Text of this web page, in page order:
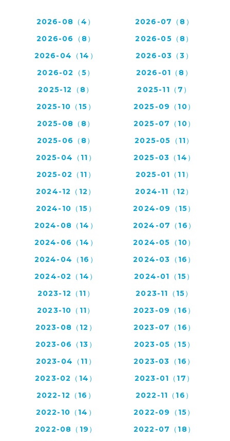
2026-08（4）
2026-07（8）
2026-06（8）
2026-05（8）
2026-04（14）
2026-03（3）
2026-02（5）
2026-01（8）
2025-12（8）
2025-11（7）
2025-10（15）
2025-09（10）
2025-08（8）
2025-07（10）
2025-06（8）
2025-05（11）
2025-04（11）
2025-03（14）
2025-02（11）
2025-01（11）
2024-12（12）
2024-11（12）
2024-10（15）
2024-09（15）
2024-08（14）
2024-07（16）
2024-06（14）
2024-05（10）
2024-04（16）
2024-03（16）
2024-02（14）
2024-01（15）
2023-12（11）
2023-11（15）
2023-10（11）
2023-09（16）
2023-08（12）
2023-07（16）
2023-06（13）
2023-05（15）
2023-04（11）
2023-03（16）
2023-02（14）
2023-01（17）
2022-12（16）
2022-11（16）
2022-10（14）
2022-09（15）
2022-08（19）
2022-07（18）